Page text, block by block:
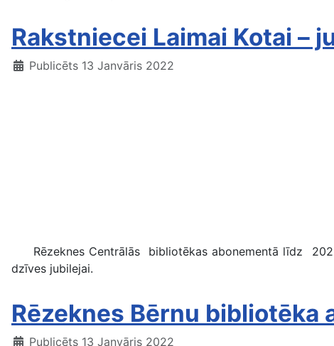
Rakstniecei Laimai Kotai –
Publicēts 13 Janvāris 2022
Rēzeknes Centrālās bibliotēkas abonementā līdz
dzīves jubilejai.
Rēzeknes Bērnu bibliotēka
Publicēts 13 Janvāris 2022